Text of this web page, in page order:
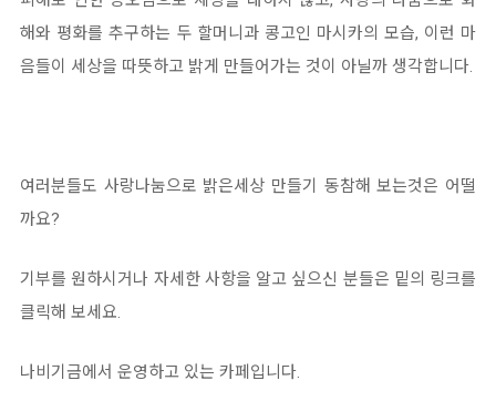
해와 평화를 추구하는 두 할머니과 콩고인 마시카의 모습, 이런 마
음들이 세상을 따뜻하고 밝게 만들어가는 것이 아닐까 생각합니다.
여러분들도 사랑나눔으로 밝은세상 만들기 동참해 보는것은 어떨
까요?
기부를 원하시거나 자세한 사항을 알고 싶으신 분들은 밑의 링크를
클릭해 보세요.
나비기금에서 운영하고 있는 카페입니다.